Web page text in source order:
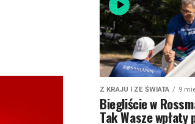
Z KRAJU I ZE ŚWIATA 9
Biegliście w
Tak Wasze wpłaty